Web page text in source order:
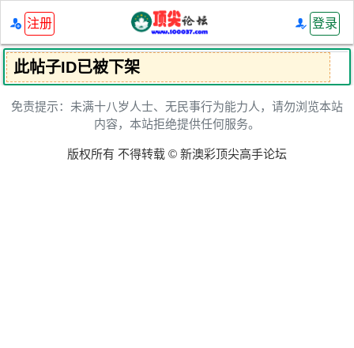
注册 登录
此帖子ID已被下架
免责提示：未满十八岁人士、无民事行为能力人，请勿浏览本站
内容，本站拒绝提供任何服务。
版权所有 不得转载 © 新澳彩顶尖高手论坛